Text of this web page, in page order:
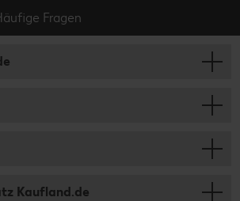
Fragen
Kaufland.de